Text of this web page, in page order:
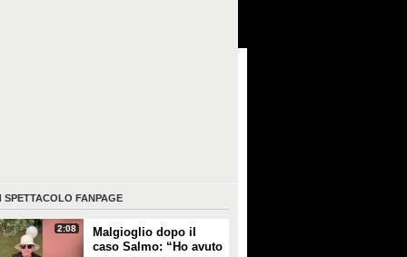
SPETTACOLO FANPAGE
2:08
Malgioglio dopo il
caso Salmo: “Ho avuto